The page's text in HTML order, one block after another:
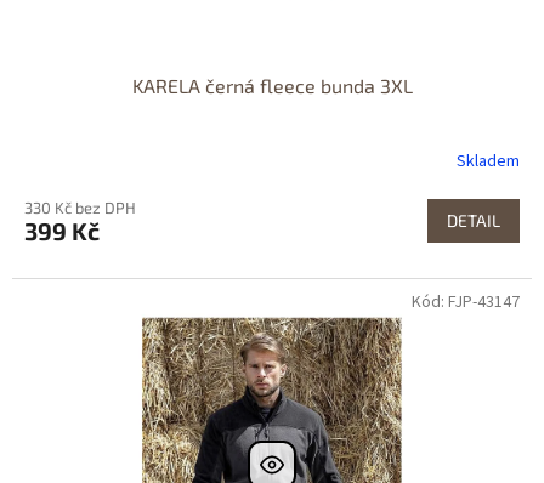
KARELA černá fleece bunda 3XL
Skladem
330 Kč bez DPH
399 Kč DETAIL
Kód: FJP-43147